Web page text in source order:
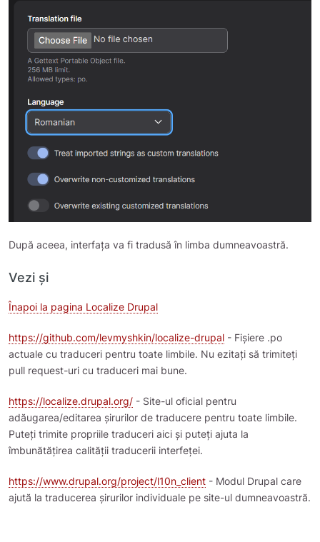
După aceea, interfața va fi tradusă în limba dumneavoastră.
Vezi și
Înapoi la pagina Localize Drupal
https://github.com/levmyshkin/localize-drupal - Fișiere .po
actuale cu traduceri pentru toate limbile. Nu ezitați să trimiteți
pull request-uri cu traduceri mai bune.
https://localize.drupal.org/ - Site-ul oficial pentru
adăugarea/editarea șirurilor de traducere pentru toate limbile.
Puteți trimite propriile traduceri aici și puteți ajuta la
îmbunătățirea calității traducerii interfeței.
https://www.drupal.org/project/l10n_client - Modul Drupal care
ajută la traducerea șirurilor individuale pe site-ul dumneavoastră.